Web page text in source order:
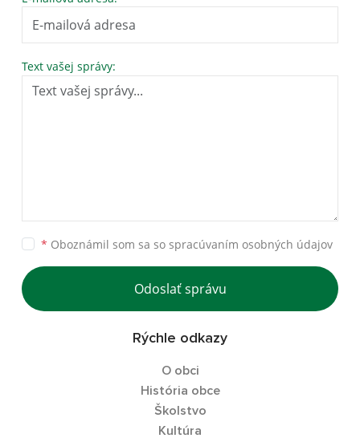
Text vašej správy:
* Oboznámil som sa so spracúvaním osobných údajov
Odoslať správu
Rýchle odkazy
O obci
História obce
Školstvo
Kultúra